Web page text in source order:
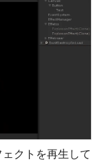
クトを再生して